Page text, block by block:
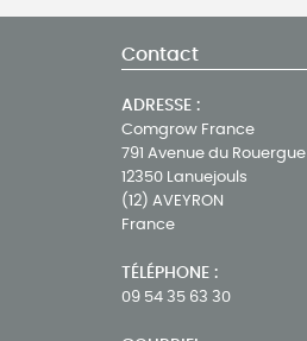
Contact
ADRESSE :
Comgrow France
791 Avenue du Rouergue
12350 Lanuejouls
(12) AVEYRON
France
TÉLÉPHONE :
09 54 35 63 30